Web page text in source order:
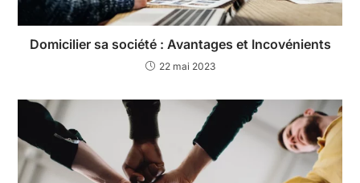
Domicilier sa société : Avantages et Incovénients
22 mai 2023